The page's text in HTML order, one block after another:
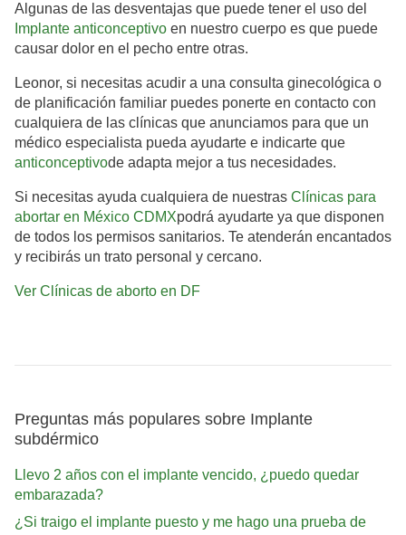
Algunas de las desventajas que puede tener el uso del
Implante anticonceptivo en nuestro cuerpo es que puede
causar dolor en el pecho entre otras.
Leonor, si necesitas acudir a una consulta ginecológica o
de planificación familiar puedes ponerte en contacto con
cualquiera de las clínicas que anunciamos para que un
médico especialista pueda ayudarte e indicarte que
anticonceptivode adapta mejor a tus necesidades.
Si necesitas ayuda cualquiera de nuestras Clínicas para
abortar en México CDMXpodrá ayudarte ya que disponen
de todos los permisos sanitarios. Te atenderán encantados
y recibirás un trato personal y cercano.
Ver Clínicas de aborto en DF
Preguntas más populares sobre Implante
subdérmico
Llevo 2 años con el implante vencido, ¿puedo quedar
embarazada?
¿Si traigo el implante puesto y me hago una prueba de